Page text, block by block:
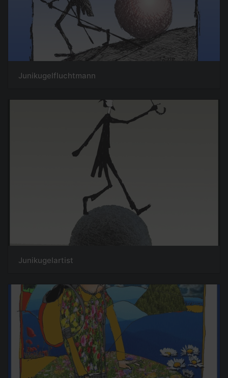
Junikugelfluchtmann
Junikugelartist